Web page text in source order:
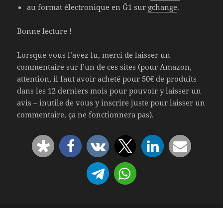
au format électronique en Ğ1 sur gchange.
Bonne lecture !
Lorsque vous l’avez lu, merci de laisser un
commentaire sur l’un de ces sites (pour Amazon,
attention, il faut avoir acheté pour 50€ de produits
dans les 12 derniers mois pour pouvoir y laisser un
avis – inutile de vous y inscrire juste pour laisser un
commentaire, ça ne fonctionnera pas).